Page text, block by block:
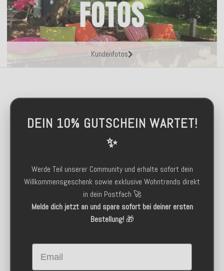
Kundenfotos
DEIN 10% GUTSCHEIN WARTET!
✨
Werde Teil unserer Community und erhalte sofort dein
Willkommensgeschenk sowie exklusive Wohntrends direkt
in dein Postfach 🚀
Melde dich jetzt an und spare sofort bei deiner ersten
Bestellung!🎁
Email